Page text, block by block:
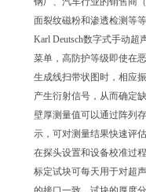
面裂纹磁粉和渗透检测等
Karl Deutsch数字式手动
菜单，高防护等级即使在
生成线扫带状图时，相应
产生衍射信号，从而确定
壁厚测量值可以通过阵列
示，可对测量结果快速评
在探头设置和设备校准过
标定试块可每天用于对超